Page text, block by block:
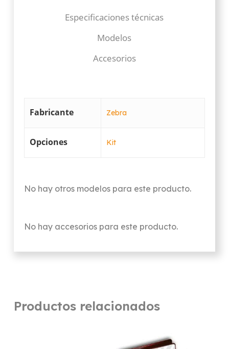
Especificaciones técnicas
Modelos
Accesorios
Fabricante Zebra
Opciones Kit
No hay otros modelos para este producto.
No hay accesorios para este producto.
Productos relacionados